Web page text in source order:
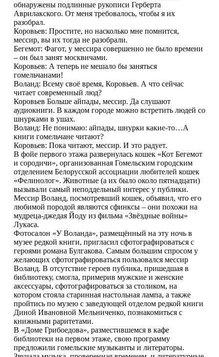
обнаружены подлинные рукописи Герберта
Аврилакского. От меня требовалось, чтобы я их
разобрал.
Коровьев: Простите, но насколько мне помнится,
мессир, вы их тогда не разобрали.
Бегемот: Фагот, у мессира совершенно не было времени
– он был занят москвичами.
Коровьев: А теперь не мешало бы заняться
гомельчанами!
Воланд: Всему своё время, Коровьев. А что сейчас
читает современный люд?
Коровьев Больше айпады, мессир. Да слушают
аудиокниги. В каждом городе можно встретить людей со
шнурками в ушах.
Воланд: Не понимаю: айпады, шнурки какие-то…А
книги гомельчане читают?
Коровьев: Пока читают, мессир. И это радует.
В фойе первого этажа развернулась кошек «Кот Бегемот
и сородичи», организованная Гомельским городским
отделением Белорусской ассоциации любителей кошек
«Фелинолог». Животные (а их было около пятнадцати)
вызывали самый неподдельный интерес у публики.
Мессир Воланд, посмотревший кошек, объявил, что его
любимой породой являются сфинксы – они похожи на
мудреца-джедая Йоду из фильма «Звёздные войны»
Лукаса.
Фотосалон «У Воланда», размещённый на эту ночь в
музее редкой книги, пригласил сфотографироваться с
героями романа Булгакова. Самым большим спросом у
желающих сфотографироваться пользовался мессир
Воланд. В отсутствие героев публика, пришедшая в
библиотеку, смогла, примерив мужские и женские
аксессуары, сфотографироваться за столиком, на
котором стояла старинная настольная лампа, а также
пройтись по музею с заведующей отделом редкой книги
Диной Ивановной Мельниченко, познакомиться с
книжными раритетами.
В «Доме Грибоедова», разместившемся в кафе
библиотеки на первом этаже, свою программу
предложили гомельские музыканты и литераторы.